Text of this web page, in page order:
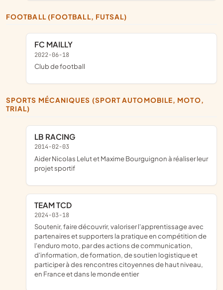
FOOTBALL (FOOTBALL, FUTSAL)
FC MAILLY
2022-06-18
club de football
SPORTS MÉCANIQUES (SPORT AUTOMOBILE, MOTO,
TRIAL)
LB RACING
2014-02-03
aider Nicolas Lelut et Maxime Bourguignon à réaliser leur
projet sportif
TEAM TCD
2024-03-18
soutenir, faire découvrir, valoriser l'apprentissage avec
partenaires et supporters la pratique en compétition de
l'enduro moto, par des actions de communication,
d'information, de formation, de soutien logistique et
participer à des rencontres citoyennes de haut niveau,
en France et dans le monde entier